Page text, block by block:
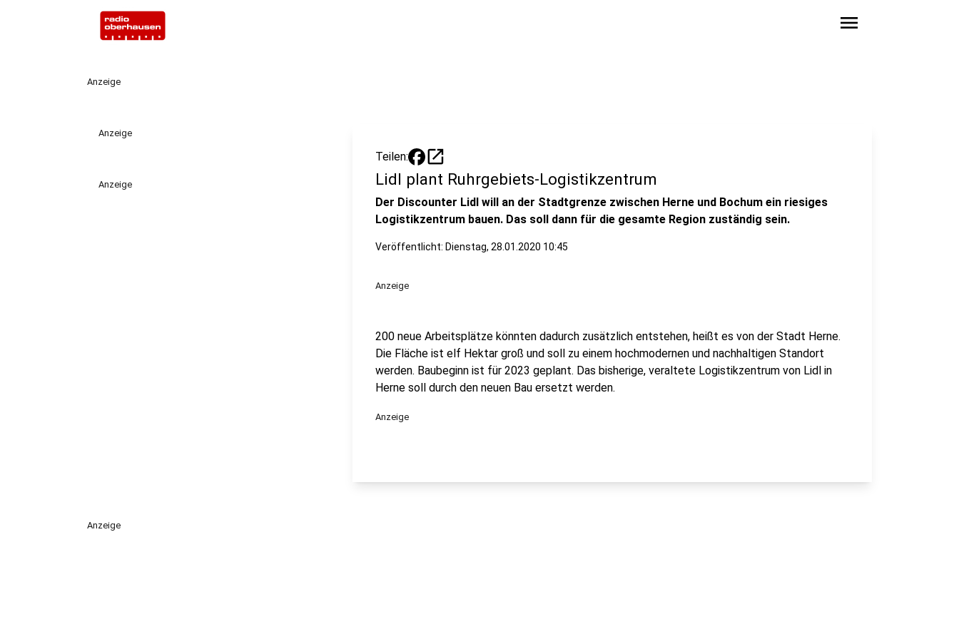
menu
Anzeige
Anzeige
Anzeige
Teilen: open_in_new
Lidl plant Ruhrgebiets-Logistikzentrum
Der Discounter Lidl will an der Stadtgrenze zwischen Herne und Bochum ein riesiges
Logistikzentrum bauen. Das soll dann für die gesamte Region zuständig sein.
Veröffentlicht: Dienstag, 28.01.2020 10:45
Anzeige
200 neue Arbeitsplätze könnten dadurch zusätzlich entstehen, heißt es von der Stadt Herne.
Die Fläche ist elf Hektar groß und soll zu einem hochmodernen und nachhaltigen Standort
werden. Baubeginn ist für 2023 geplant. Das bisherige, veraltete Logistikzentrum von Lidl in
Herne soll durch den neuen Bau ersetzt werden.
Anzeige
Anzeige